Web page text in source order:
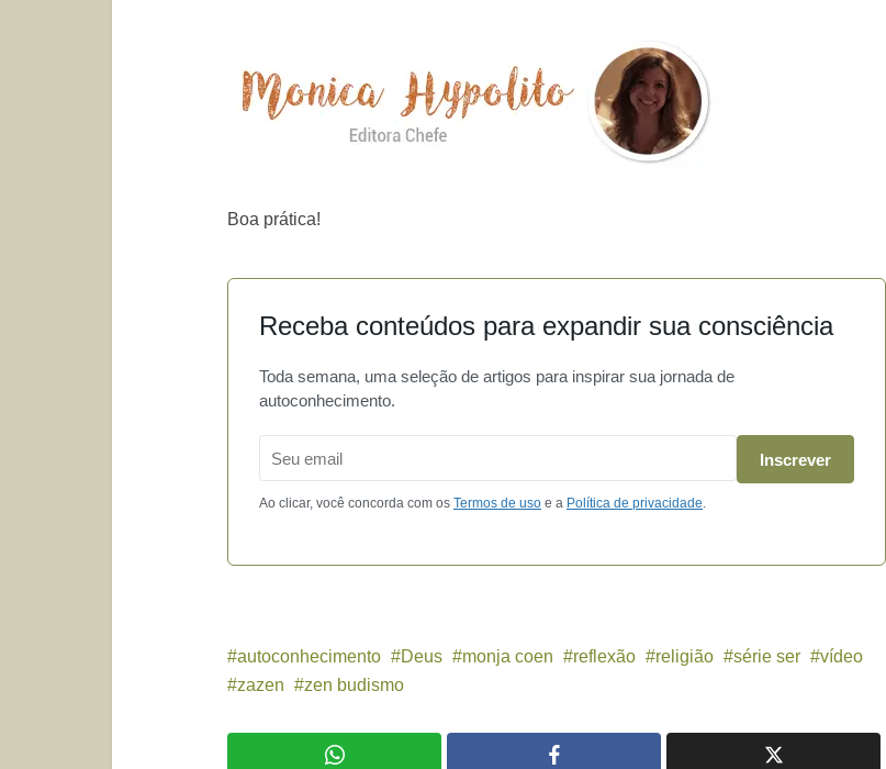
Boa prática!
Receba conteúdos para expandir sua consciência
Toda semana, uma seleção de artigos para inspirar sua jornada de
autoconhecimento.
Email
Inscrever
Ao clicar, você concorda com os Termos de uso e a Política de privacidade.
autoconhecimento Deus monja coen reflexão religião série ser
vídeo
zazen
zen budismo